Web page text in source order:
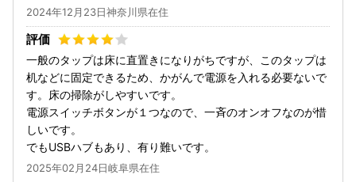
2024年12月23日神奈川県在住
一般のタップは床に直置きになりがちですが、このタップは
机などに固定できるため、かがんで電源を入れる必要ないで
す。床の掃除がしやすいです。
電源スイッチボタンが１つなので、一斉のオンオフなのが惜
しいです。
でもUSBハブもあり、有り難いです。
2025年02月24日岐阜県在住